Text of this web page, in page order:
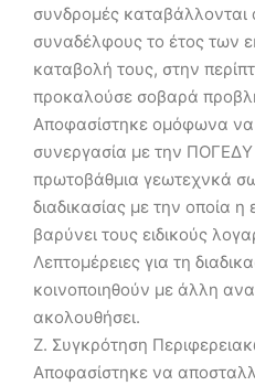
συνδρομές καταβάλλονται
συναδέλφους το έτος των
καταβολή τους, στην
προκαλούσε σοβαρά
Αποφασίστηκε ομόφωνα
συνεργασία με την
πρωτοβάθμια γεωτεχνκά
διαδικασίας με την οποία
βαρύνει τους ειδικούς
Λεπτομέρειες για τη
κοινοποιηθούν με άλλη
ακολουθήσει.
Ζ. Συγκρότηση
Αποφασίστηκε να